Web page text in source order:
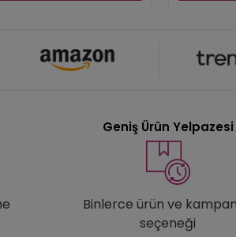
Geniş Ürün Yelpazesi
Binlerce ürün ve
seçeneği